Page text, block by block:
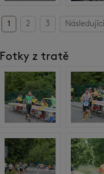
1 2 3 Následující
Fotky z tratě